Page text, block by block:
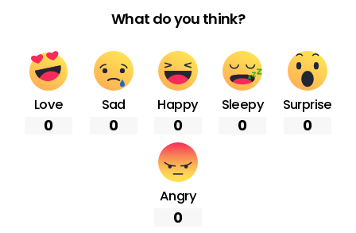
What do you think?
Love
0
Sad
0
Happy
0
Sleepy
0
Surprise
0
Angry
0